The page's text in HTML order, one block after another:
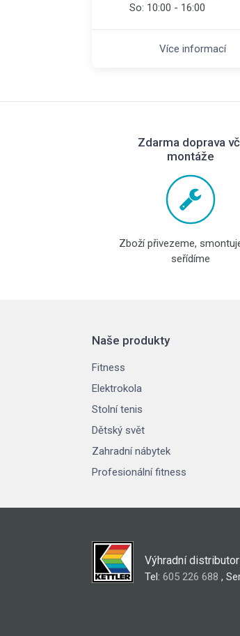
So: 10:00 - 16:00
Více informací
Zdarma doprava
montáže
Zboží přivezeme,
seřídíme
Naše produkty
Fitness
Elektrokola
Stolní tenis
Dětský svět
Zahradní nábytek
Profesionální fitness
Výhradní distributor
Tel: 605 226 688 ,